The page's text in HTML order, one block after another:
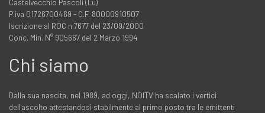
Castelvecchio Pascoli (Lu)
P.iva 01726700469 - C.F. 80000910507
Iscrizione al ROC n.7677 del 23/09/2000
Conc. Min. N° 905667 del 2 Marzo 1994
Chi siamo
Dalla sua nascita, nel 1989, ad oggi, NOITV ha scalato i vertici
dell'ascolto attestandosi stabilmente al primo posto tra le emittenti